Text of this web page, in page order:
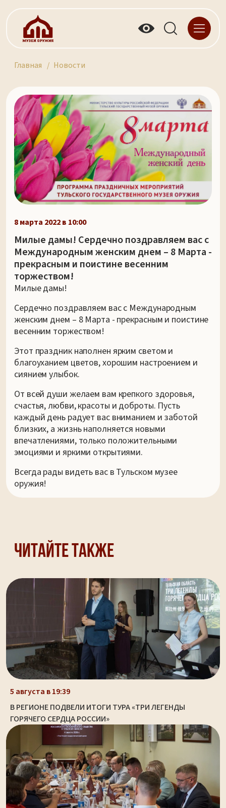
Главная Новости
8 марта 2022 в 10:00
Милые дамы! Сердечно поздравляем вас с
Международным женским днем – 8 Марта -
прекрасным и поистине весенним
торжеством!
Милые дамы!
Сердечно поздравляем вас с Международным
женским днем – 8 Марта - прекрасным и поистине
весенним торжеством!
Этот праздник наполнен ярким светом и
благоуханием цветов, хорошим настроением и
сиянием улыбок.
От всей души желаем вам крепкого здоровья,
счастья, любви, красоты и доброты. Пусть
каждый день радует вас вниманием и заботой
близких, а жизнь наполняется новыми
впечатлениями, только положительными
эмоциями и яркими открытиями.
Всегда рады видеть вас в Тульском музее
оружия!
Читайте также
5 августа в 19:39
В РЕГИОНЕ ПОДВЕЛИ ИТОГИ ТУРА «ТРИ ЛЕГЕНДЫ
ГОРЯЧЕГО СЕРДЦА РОССИИ»